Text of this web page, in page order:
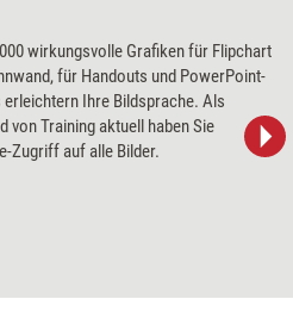
wirkungsvolle Grafiken für Flipchart
für Handouts und PowerPoint-
erleichtern Ihre Bildsprache. Als
von Training aktuell haben Sie
Zugriff auf alle Bilder.